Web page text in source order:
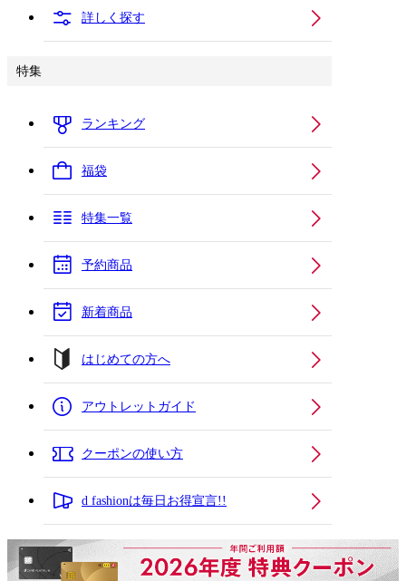
詳しく探す
特集
ランキング
福袋
特集一覧
予約商品
新着商品
はじめての方へ
アウトレットガイド
クーポンの使い方
d fashionは毎日お得宣言!!